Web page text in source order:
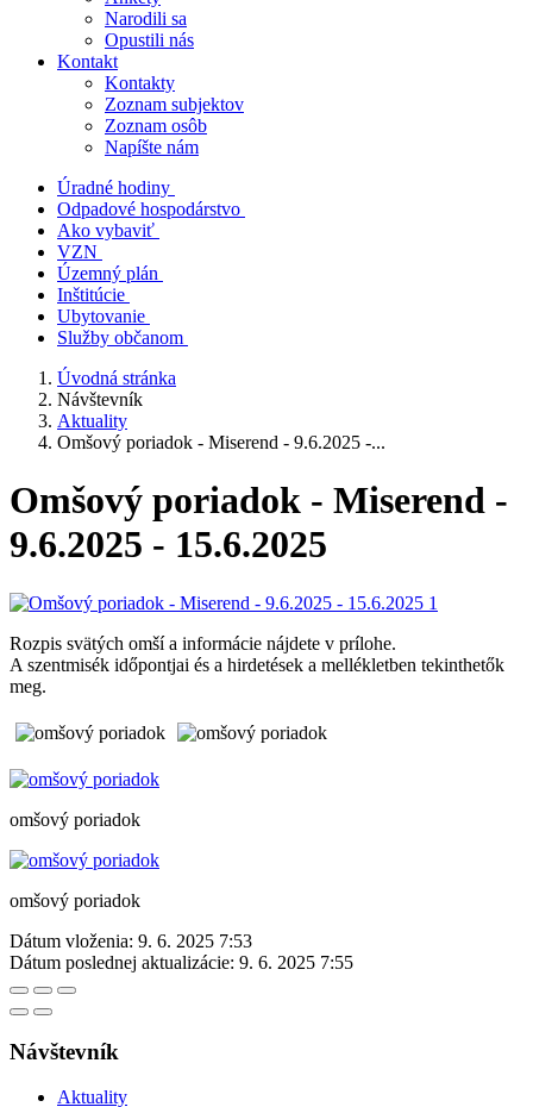
Narodili sa
Opustili nás
Kontakt
Kontakty
Zoznam subjektov
Zoznam osôb
Napíšte nám
Úradné hodiny
Odpadové hospodárstvo
Ako vybaviť
VZN
Územný plán
Inštitúcie
Ubytovanie
Služby občanom
Úvodná stránka
Návštevník
Aktuality
Omšový poriadok - Miserend - 9.6.2025 -...
Omšový poriadok - Miserend -
9.6.2025 - 15.6.2025
Rozpis svätých omší a informácie nájdete v prílohe.
A szentmisék időpontjai és a hirdetések a mellékletben tekinthetők
meg.
omšový poriadok
omšový poriadok
Dátum vloženia: 9. 6. 2025 7:53
Dátum poslednej aktualizácie: 9. 6. 2025 7:55
Návštevník
Aktuality